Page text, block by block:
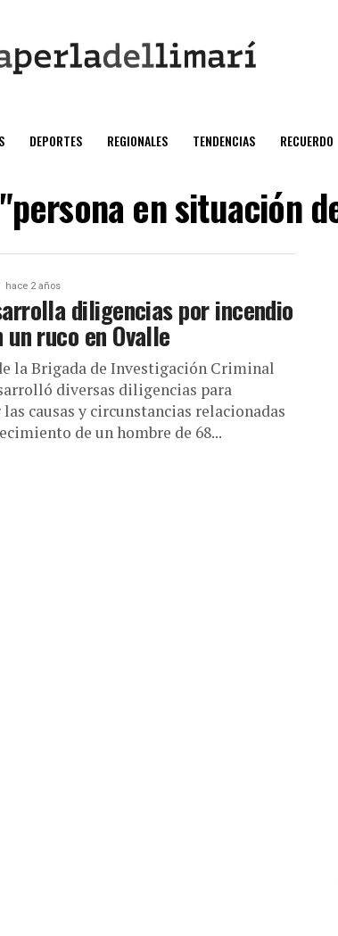
DEPORTES REGIONALES TENDENCIAS RECUERDO
en situación
hace 2 años
diligencias por incendio
ruco en Ovalle
la Brigada de Investigación Criminal
diversas diligencias para
las causas y circunstancias relacionadas
de un hombre de 68...